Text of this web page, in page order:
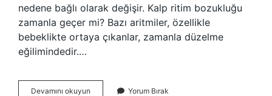
nedene bağlı olarak değişir. Kalp ritim bozukluğu
zamanla geçer mi? Bazı aritmiler, özellikle
bebeklikte ortaya çıkanlar, zamanla düzelme
eğilimindedir.…
Devamını okuyun Yorum Bırak